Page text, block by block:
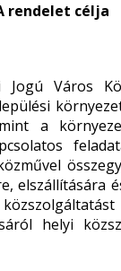
rendelet célja
Város
a
elszállítására
helyi